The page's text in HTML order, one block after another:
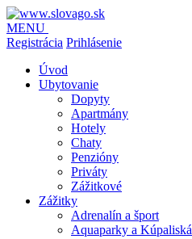
MENU
Registrácia Prihlásenie
Úvod
Ubytovanie
Dopyty
Apartmány
Hotely
Chaty
Penzióny
Priváty
Zážitkové
Zážitky
Adrenalín a šport
Aquaparky a Kúpaliská